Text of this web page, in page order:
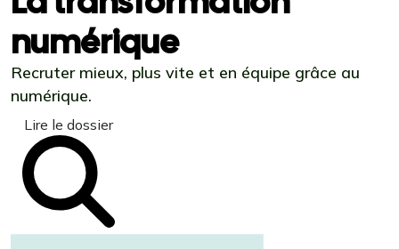
numérique
Recruter mieux, plus vite et en équipe grâce au
numérique.
Lire le dossier